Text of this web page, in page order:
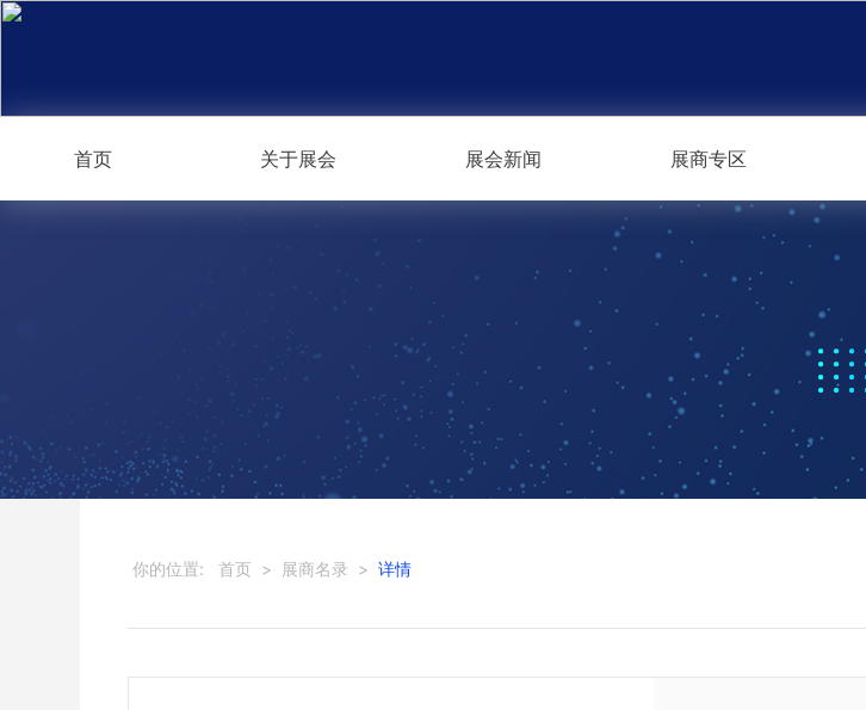
首页 关于展会 展会新闻 展商专区
你的位置: 首页 > 展商名录 > 详情